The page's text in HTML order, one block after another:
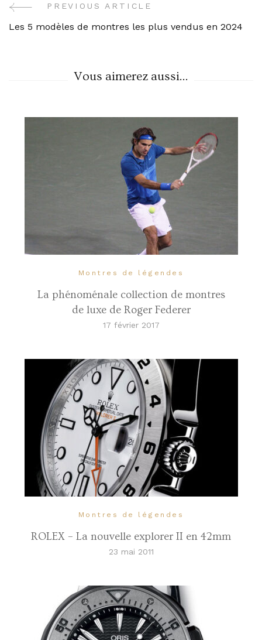
Post
PREVIOUS ARTICLE
Les 5 modèles de montres les plus vendus en 2024
Vous aimerez aussi...
Montres de légendes
La phénoménale collection de montres
de luxe de Roger Federer
17 février 2017
Montres de légendes
ROLEX – La nouvelle explorer II en 42mm
23 mai 2011